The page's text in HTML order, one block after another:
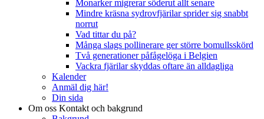
Monarker migrerar söderut allt senare
Mindre kräsna sydrovfjärilar sprider sig snabbt
norrut
Vad tittar du på?
Många slags pollinerare ger större bomullsskörd
Två generationer påfågelöga i Belgien
Vackra fjärilar skyddas oftare än alldagliga
Kalender
Anmäl dig här!
Din sida
Om oss Kontakt och bakgrund